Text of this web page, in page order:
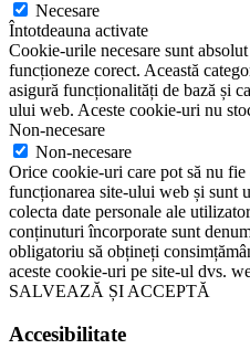
Necesare
Întotdeauna activate
Cookie-urile necesare sunt
funcționeze corect. Această
asigură funcționalități de bază și
ului web. Aceste cookie-uri nu
Non-necesare
Non-necesare
Orice cookie-uri care pot să nu fie
funcționarea site-ului web și sunt
colecta date personale ale
conținuturi încorporate sunt
obligatoriu să obțineți
aceste cookie-uri pe site-ul dvs.
SALVEAZĂ ȘI ACCEPTĂ
Accesibilitate